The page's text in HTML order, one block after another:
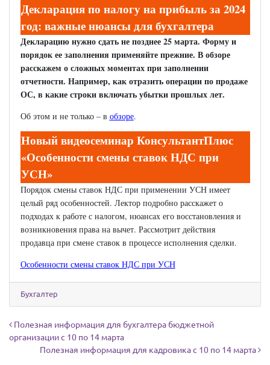
Декларация по налогу на прибыль за 2024
год: важные нюансы для бухгалтера
Декларацию нужно сдать не позднее 25 марта. Форму и
порядок ее заполнения применяйте прежние. В обзоре
расскажем о сложных моментах при заполнении
отчетности. Например, как отразить операции по продаже
ОС, в какие строки включать убытки прошлых лет.
Об этом и не только – в обзоре.
Новый видеосеминар КонсультантПлюс
«Особенности смены ставок НДС при
УСН»
Порядок смены ставок НДС при применении УСН имеет
целый ряд особенностей. Лектор подробно расскажет о
подходах к работе с налогом, нюансах его восстановления и
возникновения права на вычет. Рассмотрит действия
продавца при смене ставок в процессе исполнения сделки.
Особенности смены ставок НДС при УСН
Бухгалтер
Навигация по записям
Полезная информация для бухгалтера бюджетной
организации с 10 по 14 марта
Полезная информация для кадровика с 10 по 14 марта